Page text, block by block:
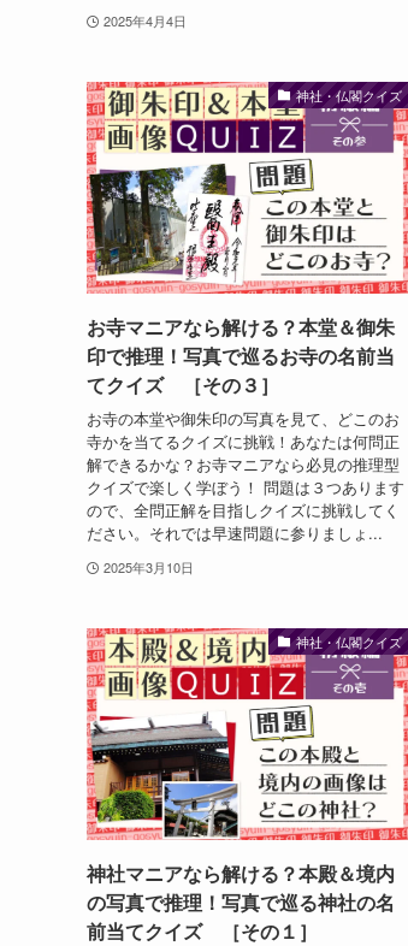
2025年4月4日
神社・仏閣クイズ
お寺マニアなら解ける？本堂＆御朱
印で推理！写真で巡るお寺の名前当
てクイズ ［その３］
お寺の本堂や御朱印の写真を見て、どこのお
寺かを当てるクイズに挑戦！あなたは何問正
解できるかな？お寺マニアなら必見の推理型
クイズで楽しく学ぼう！ 問題は３つあります
ので、全問正解を目指しクイズに挑戦してく
ださい。それでは早速問題に参りましょ...
2025年3月10日
神社・仏閣クイズ
神社マニアなら解ける？本殿＆境内
の写真で推理！写真で巡る神社の名
前当てクイズ ［その１］